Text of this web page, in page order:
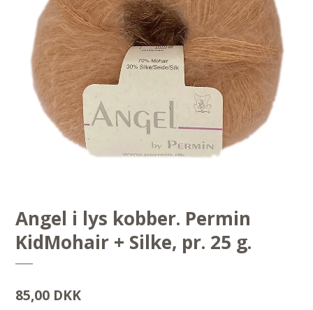
Angel i lys kobber. Permin
KidMohair + Silke, pr. 25 g.
85,00 DKK